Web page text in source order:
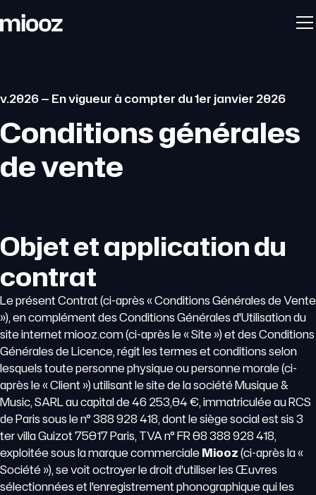
v.2026 — En vigueur à compter du 1er janvier 2026
Conditions générales
de vente
Objet et application du
contrat
Le présent Contrat (ci-après « Conditions Générales de Vente
»), en complément des Conditions Générales d'Utilisation du
site internet miooz.com (ci-après le « Site ») et des Conditions
Générales de Licence, régit les termes et conditions selon
lesquels toute personne physique ou personne morale (ci-
après le « Client ») utilisant le site de la société Musique &
Music, SARL au capital de 46 253,04 €, immatriculée au RCS
de Paris sous le n° 388 928 418, dont le siège social est sis 3
ter villa Guizot 75017 Paris, TVA n° FR 08 388 928 418,
exploitée sous la marque commercialeMiooz(ci-après la «
Société »), se voit octroyer le droit d'utiliser les Œuvres
sélectionnées et l'enregistrement phonographique qui les